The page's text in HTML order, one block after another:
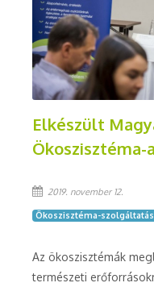
Elkészült
2019. november 12.
Ökoszisztéma-
Az ökoszisztémák
természeti